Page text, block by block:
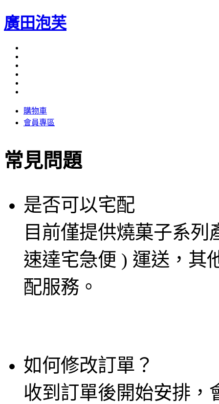
廣田泡芙
購物車
會員專區
常見問題
是否可以宅配
目前僅提供燒菓子系
速達宅急便 ) 運送，其
配服務。
如何修改訂單？
收到訂單後開始安排，